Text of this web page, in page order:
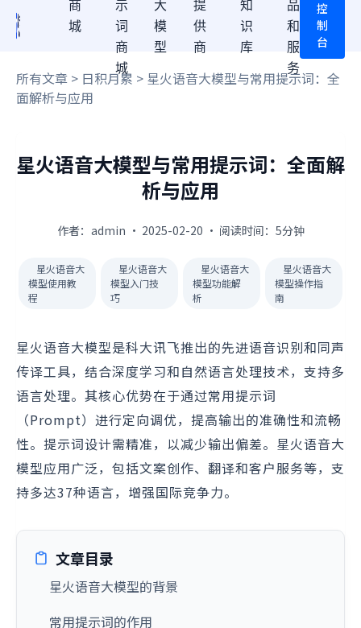
商
城
示
词
商
城
大
模
型
提
供
商
知
识
库
品
和
服
务
控
制
台
所有文章 > 日积月累 > 星火语音大模型与常用提示词：全
面解析与应用
星火语音大模型与常用提示词：全面解
析与应用
作者：admin · 2025-02-20 · 阅读时间：5分钟
星火语音大
模型使用教
程
星火语音大
模型入门技
巧
星火语音大
模型功能解
析
星火语音大
模型操作指
南
星火语音大模型是科大讯飞推出的先进语音识别和同声
传译工具，结合深度学习和自然语言处理技术，支持多
语言处理。其核心优势在于通过常用提示词
（Prompt）进行定向调优，提高输出的准确性和流畅
性。提示词设计需精准，以减少输出偏差。星火语音大
模型应用广泛，包括文案创作、翻译和客户服务等，支
持多达37种语言，增强国际竞争力。
文章目录
星火语音大模型的背景
常用提示词的作用